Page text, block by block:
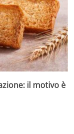
il motivo è